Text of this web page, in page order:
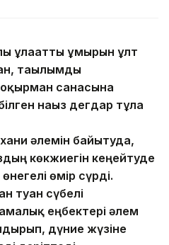
ұлағатты ғұмырын ұлт
тағылымды
санасына
нағыз дегдар тұлға
әлемін байытуда,
көкжиегін кеңейтуде
өмір сүрді.
туған сүбелі
еңбектері әлем
дүние жүзіне